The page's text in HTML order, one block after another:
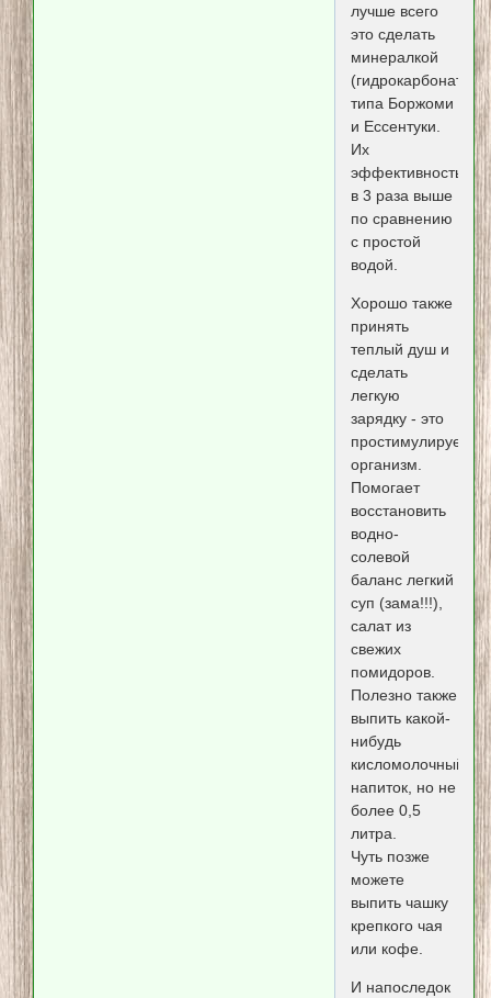
лучше всего
это сделать
минералкой
типа Боржоми
и Ессентуки.
Их
эффективность
в 3 раза выше
по сравнению
с простой
водой.
Хорошо также
принять
теплый душ и
сделать
легкую
зарядку - это
простимулирует
организм.
Помогает
восстановить
водно-
солевой
баланс легкий
суп (зама!!!),
салат из
свежих
помидоров.
Полезно также
выпить какой-
нибудь
кисломолочный
напиток, но не
более 0,5
литра.
Чуть позже
можете
выпить чашку
крепкого чая
или кофе.
И напоследок